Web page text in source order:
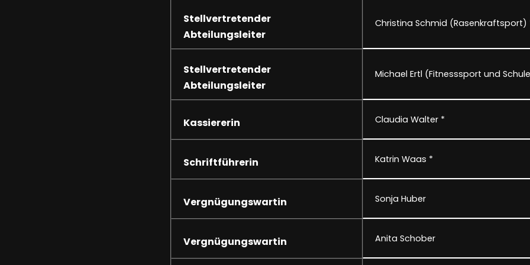
Stellvertretender
Abteilungsleiter
Christina Schmid (Rasenkraftsport)
Stellvertretender
Abteilungsleiter
Michael Ertl (Fitnesssport und
Kassiererin Claudia Walter *
Schriftführerin Katrin Waas *
Vergnügungswartin Sonja Huber
Vergnügungswartin Anita Schober